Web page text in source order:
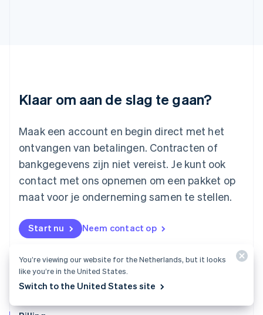
Klaar om aan de slag te gaan?
Maak een account en begin direct met het
ontvangen van betalingen. Contracten of
bankgegevens zijn niet vereist. Je kunt ook
contact met ons opnemen om een pakket op
maat voor je onderneming samen te stellen.
Start nu Neem contact op
FrançaisDeutschEnglish
English
Malta
English
Mexico
Nederland
NederlandsEnglish
English
Noorwegen
Oostenrijk
Deutsch English
English
You’re viewing our website for the Netherlands, but it looks
like you’re in the United States.
Switch to the United States site